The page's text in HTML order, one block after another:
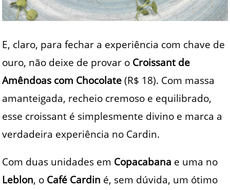
E, claro, para fechar a experiência com chave de
ouro, não deixe de provar o Croissant de
Amêndoas com Chocolate (R$ 18). Com massa
amanteigada, recheio cremoso e equilibrado,
esse croissant é simplesmente divino e marca a
verdadeira experiência no Cardin.
Com duas unidades em Copacabana e uma no
Leblon, o Café Cardin é, sem dúvida, um ótimo